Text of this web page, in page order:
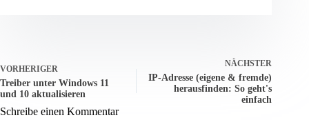
VORHERIGER
Treiber unter Windows 11
und 10 aktualisieren
NÄCHSTER
IP-Adresse (eigene & fremde)
herausfinden: So geht's
einfach
Schreibe einen Kommentar